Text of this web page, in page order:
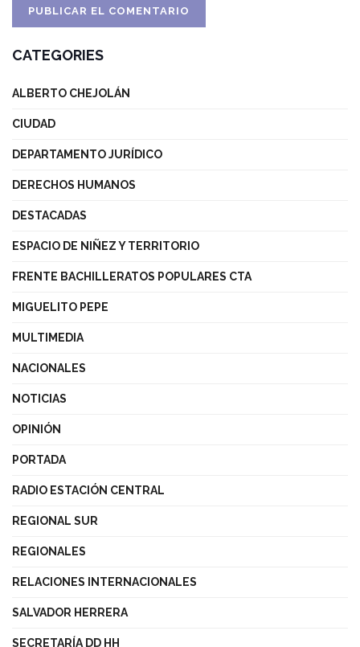
CATEGORIES
ALBERTO CHEJOLÁN
CIUDAD
DEPARTAMENTO JURÍDICO
DERECHOS HUMANOS
DESTACADAS
ESPACIO DE NIÑEZ Y TERRITORIO
FRENTE BACHILLERATOS POPULARES CTA
MIGUELITO PEPE
MULTIMEDIA
NACIONALES
NOTICIAS
OPINIÓN
PORTADA
RADIO ESTACIÓN CENTRAL
REGIONAL SUR
REGIONALES
RELACIONES INTERNACIONALES
SALVADOR HERRERA
SECRETARÍA DD HH